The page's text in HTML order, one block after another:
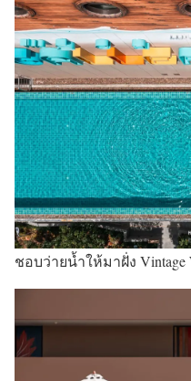
ชอบว่ายน้ำให้มาฝั่ง Vintage